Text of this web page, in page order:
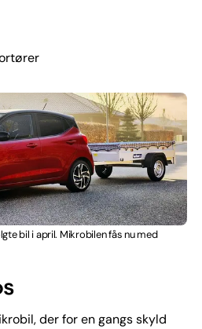
bil i april. Mikrobilen fås nu med
der for en gangs skyld